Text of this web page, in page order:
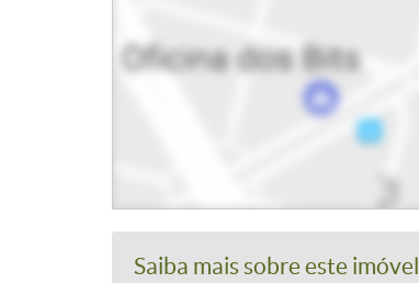
Saiba mais sobre este imóvel